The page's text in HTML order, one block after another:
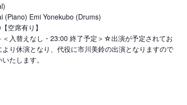
(Piano) Emi Yonekubo (Drums)
空席有り】
＜入替えなし・23:00 終了予定＞☆出演が予定されてお
り休演となり、代役に市川美鈴の出演となりますので
たします。